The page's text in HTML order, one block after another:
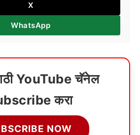
X
WhatsApp
YouTube चॅनेल
करा
NOW